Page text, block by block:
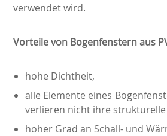
verwendet wird.
Vorteile von Bogenfenstern aus
hohe Dichtheit,
alle Elemente eines
verlieren nicht ihre strukturelle
hoher Grad an Schall- und